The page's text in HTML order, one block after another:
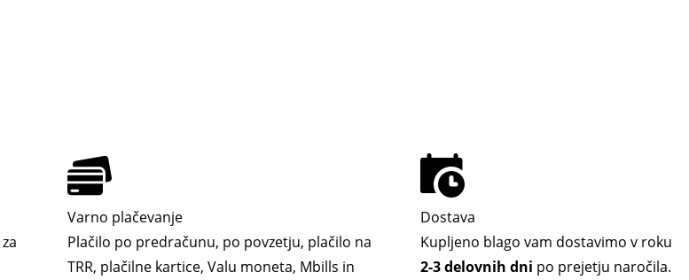
za
Varno plačevanje
Plačilo po predračunu, po povzetju, plačilo na
TRR, plačilne kartice, Valu moneta, Mbills in
Dostava
Kupljeno blago vam dostavimo v roku
2-3 delovnih dni po prejetju naročila.